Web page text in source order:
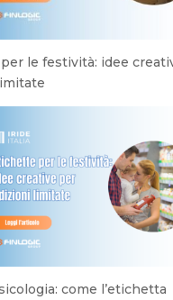
le festività: idee
come l’etichetta